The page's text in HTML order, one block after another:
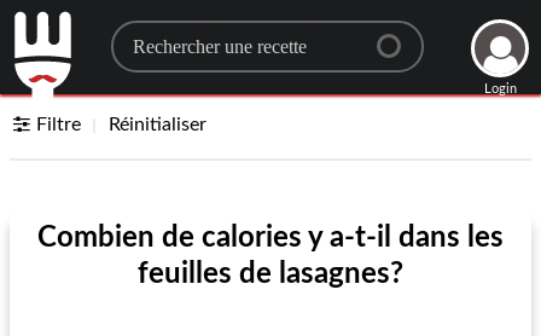
Search for a recipe
Login
Filtre Réinitialiser
Combien de calories y a-t-il dans les
feuilles de lasagnes?